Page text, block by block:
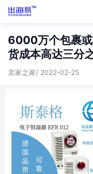
6000万个包裹
货成本高达三分
卖家之家/ 2022-02-25